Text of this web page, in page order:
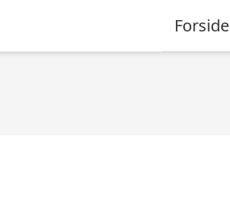
Forside